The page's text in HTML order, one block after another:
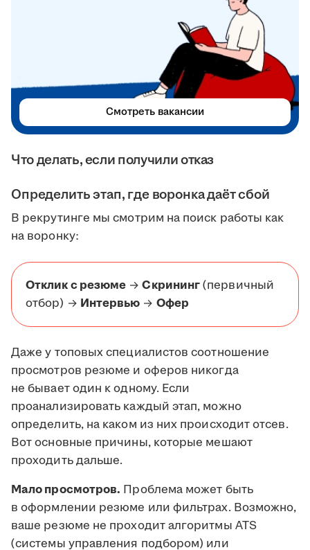
Что делать, если получили отказ
Определить этап, где воронка даёт сбой
В рекрутинге мы смотрим на поиск работы как
на воронку:
Отклик с резюме →Скрининг(первичный
отбор) → Интервью → Офер
Даже у топовых специалистов соотношение
просмотров резюме и оферов никогда
не бывает один к одному. Если
проанализировать каждый этап, можно
определить, на каком из них происходит отсев.
Вот основные причины, которые мешают
проходить дальше.
Мало просмотров. Проблема может быть
в оформлении резюме или фильтрах. Возможно,
ваше резюме не проходит алгоритмы ATS
(системы управления подбором) или
Смотреть вакансии